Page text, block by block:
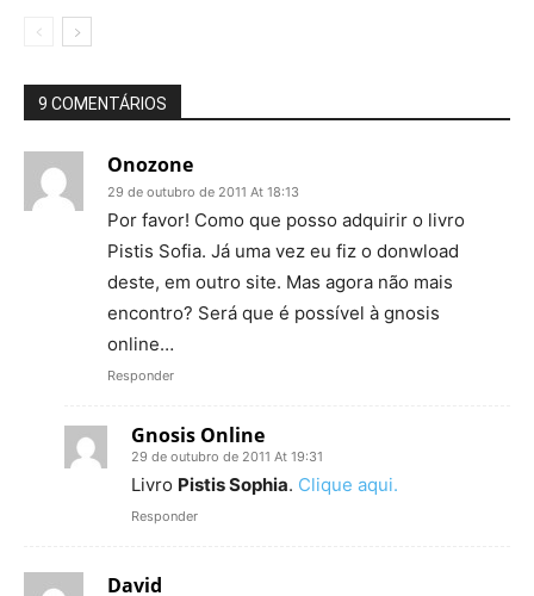
9 COMENTÁRIOS
Onozone
29 de outubro de 2011 At 18:13
Por favor! Como que posso adquirir o livro
Pistis Sofia. Já uma vez eu fiz o donwload
deste, em outro site. Mas agora não mais
encontro? Será que é possível à gnosis
online…
Responder
Gnosis Online
29 de outubro de 2011 At 19:31
Livro Pistis Sophia. Clique aqui.
Responder
David